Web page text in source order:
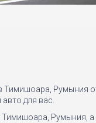
Румыния
для вас.
Румыния,